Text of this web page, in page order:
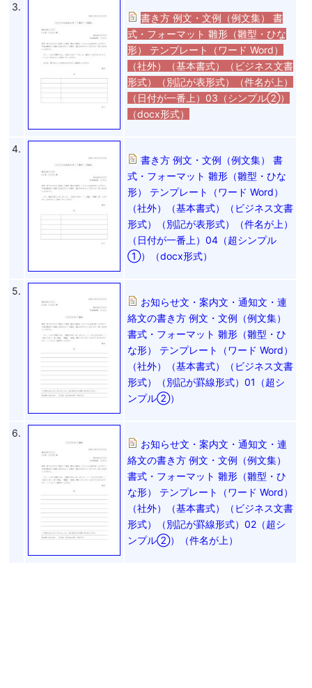
3.
書き方 例文・文例（例文集） 書
式・フォーマット 雛形（雛型・ひな
形） テンプレート（ワード Word）
（社外）（基本書式）（ビジネス文書
形式）（別記が表形式）（件名が上）
（日付が一番上）03（シンプル②）
（docx形式）
4.
書き方 例文・文例（例文集） 書
式・フォーマット 雛形（雛型・ひな
形） テンプレート（ワード Word）
（社外）（基本書式）（ビジネス文書
形式）（別記が表形式）（件名が上）
（日付が一番上）04（超シンプル
①）（docx形式）
5.
お知らせ文・案内文・通知文・連
絡文の書き方 例文・文例（例文集）
書式・フォーマット 雛形（雛型・ひ
な形） テンプレート（ワード Word）
（社外）（基本書式）（ビジネス文書
形式）（別記が罫線形式）01（超シ
ンプル②）
6.
お知らせ文・案内文・通知文・連
絡文の書き方 例文・文例（例文集）
書式・フォーマット 雛形（雛型・ひ
な形） テンプレート（ワード Word）
（社外）（基本書式）（ビジネス文書
形式）（別記が罫線形式）02（超シ
ンプル②）（件名が上）